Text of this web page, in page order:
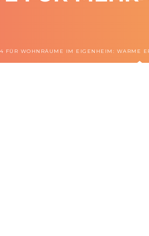
FÜR WOHNRÄUME IM EIGENHEIM: WARME